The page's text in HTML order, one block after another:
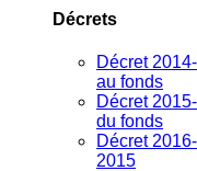
Décrets
Décret
au fonds
Décret
du fonds
Décret
2015